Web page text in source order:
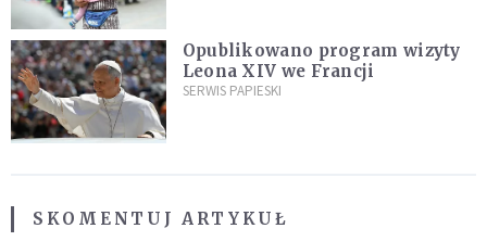
Opublikowano program wizyty
Leona XIV we Francji
SERWIS PAPIESKI
SKOMENTUJ ARTYKUŁ